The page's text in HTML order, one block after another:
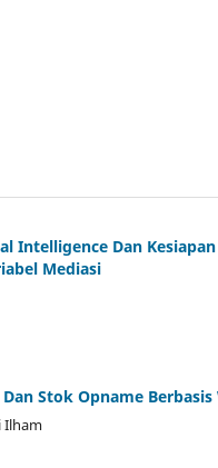
Intelligence Dan
Mediasi
Stok Opname
Ilham